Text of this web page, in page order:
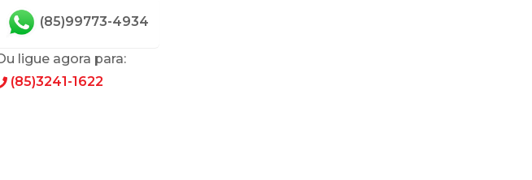
(85)99773-4934
ligue agora para:
(85)3241-1622